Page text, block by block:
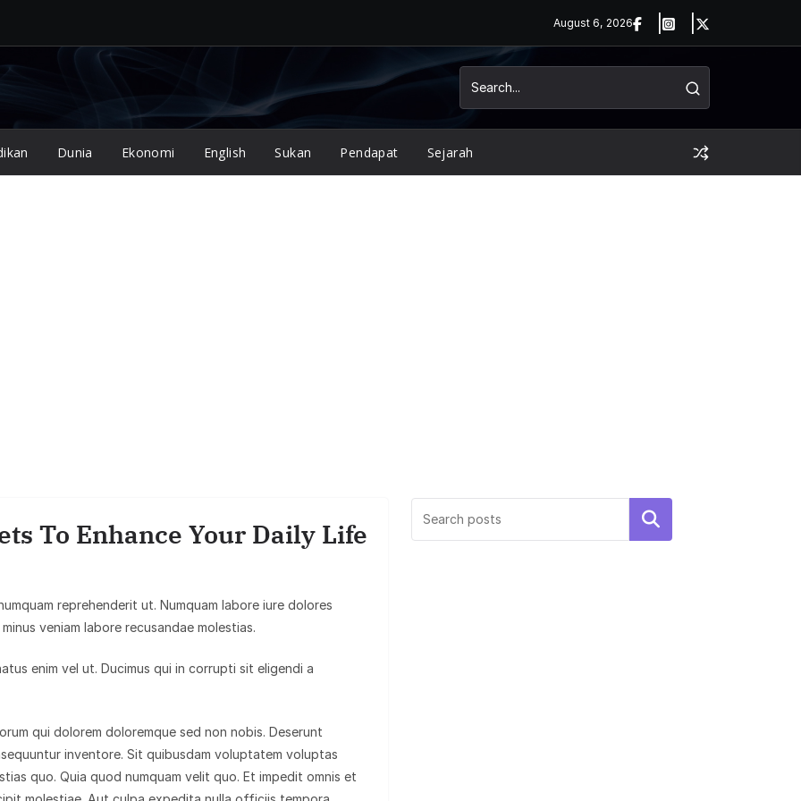
August 6, 2026
Dunia Ekonomi English Sukan Pendapat Sejarah
To Enhance Your Daily Life
reprehenderit ut. Numquam labore iure dolores
veniam labore recusandae molestias.
enim vel ut. Ducimus qui in corrupti sit eligendi a
qui dolorem doloremque sed non nobis. Deserunt
inventore. Sit quibusdam voluptatem voluptas
quo. Quia quod numquam velit quo. Et impedit omnis et
Search